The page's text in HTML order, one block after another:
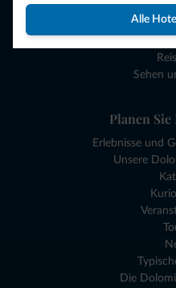
Alle
Hotels
Lokale
Sehen
Planen
Erlebnisse und
Unsere
Die